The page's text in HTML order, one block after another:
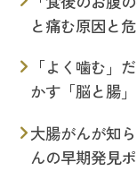
と痛む原因と
「よく噛む」
かす「脳と腸
大腸がんが知
んの早期発見